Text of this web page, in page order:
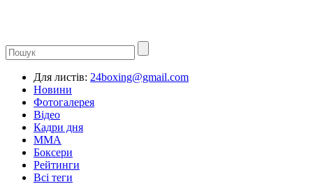
Для листів: 24boxing@gmail.com
Новини
Фотогалерея
Відео
Кадри дня
ММА
Боксери
Рейтинги
Всі теги